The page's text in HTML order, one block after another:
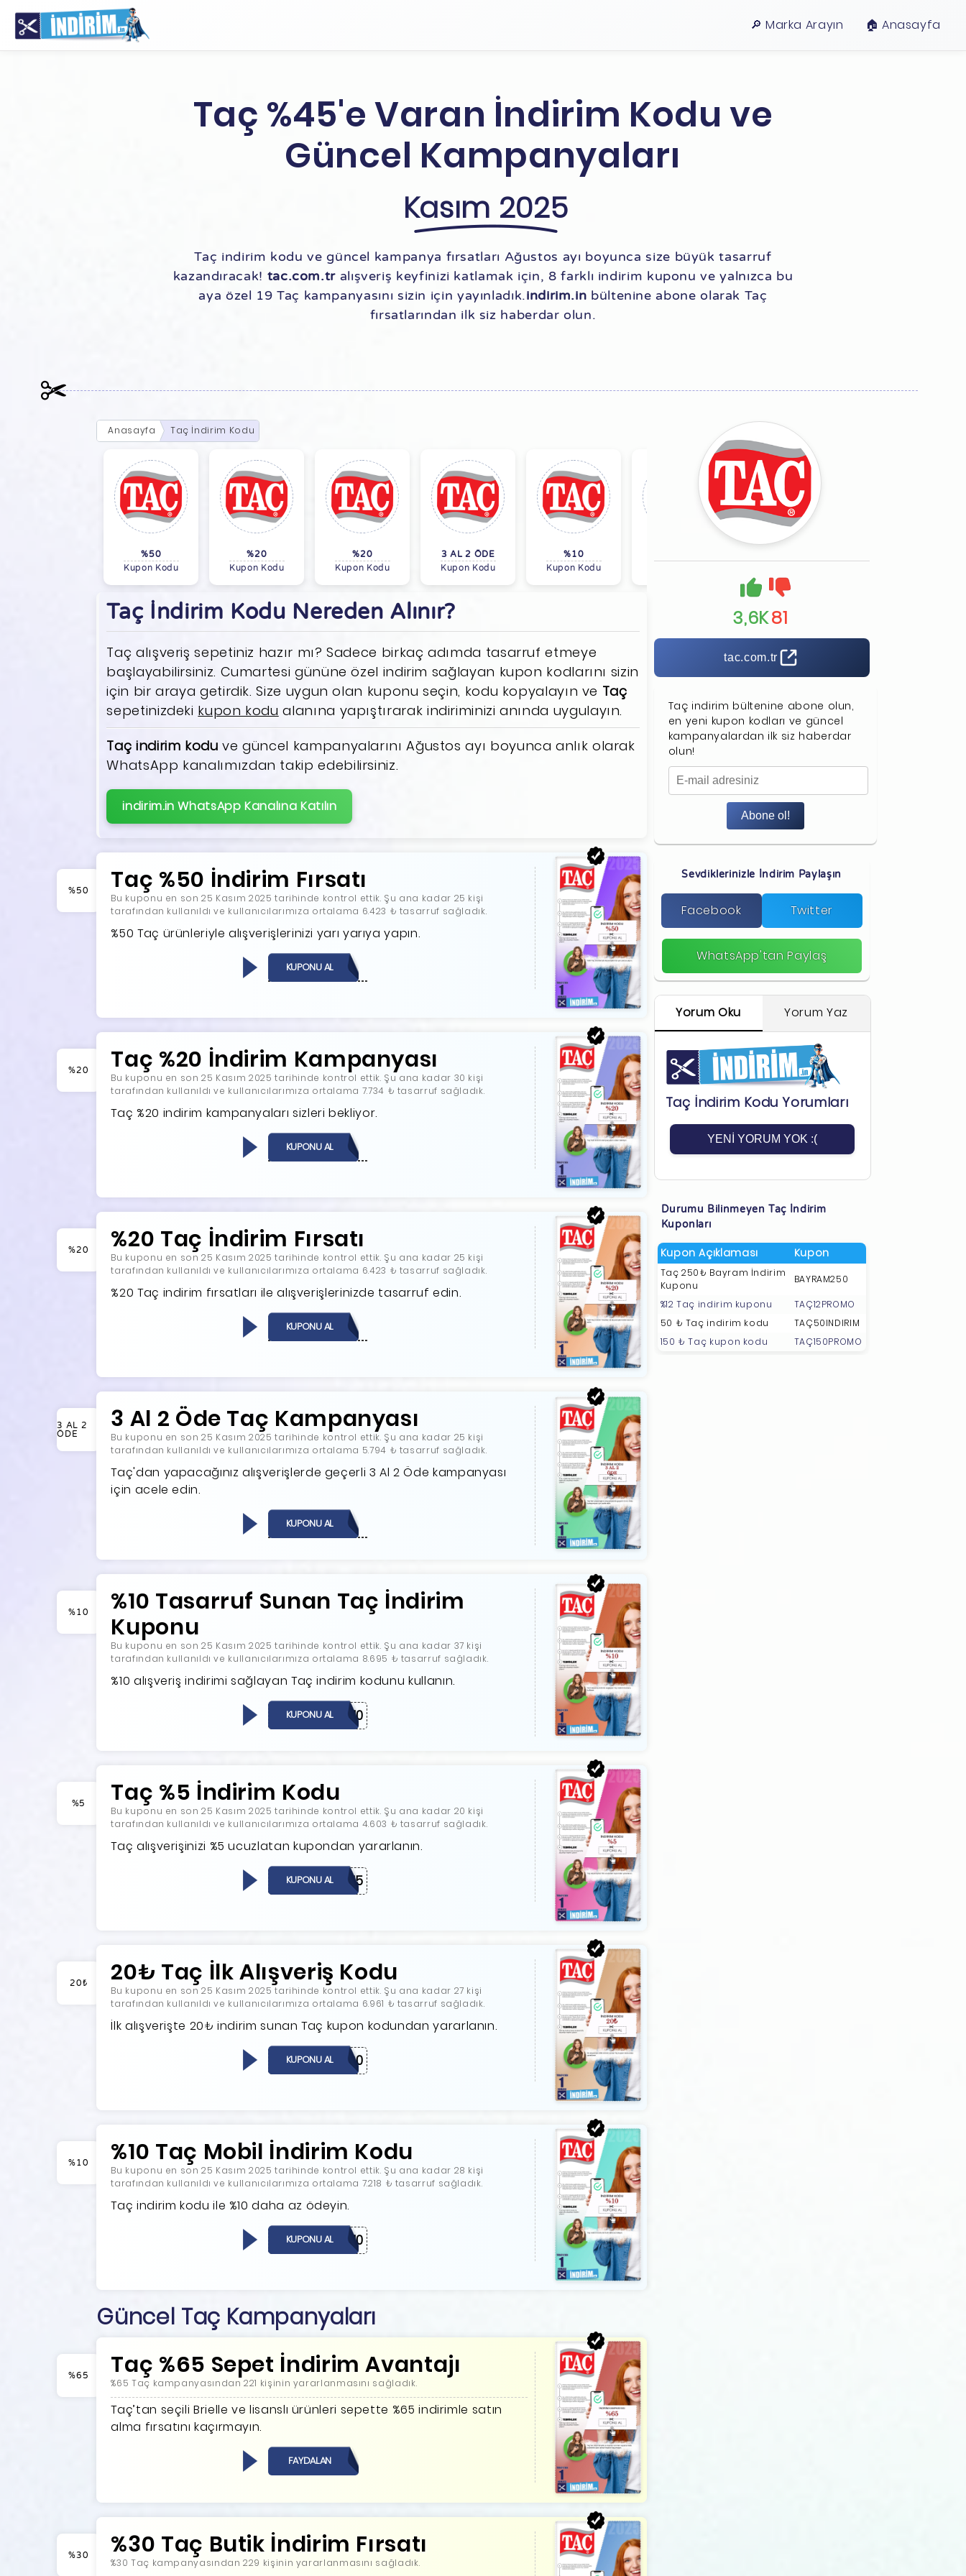
🔎 Marka Arayın 🏠︎ Anasayfa
Taç %45'e Varan İndirim Kodu ve
Güncel Kampanyaları
Kasım 2025
Taç indirim kodu ve güncel kampanya fırsatları Ağustos ayı boyunca size büyük tasarruf
kazandıracak! tac.com.tr alışveriş keyfinizi katlamak için, 8 farklı indirim kuponu ve yalnızca bu
aya özel 19 Taç kampanyasını sizin için yayınladık.indirim.in bültenine abone olarak Taç
fırsatlarından ilk siz haberdar olun.
Anasayfa Taç İndirim Kodu
%50
Kupon Kodu
%20
Kupon Kodu
%20
Kupon Kodu
3 AL 2 ÖDE
Kupon Kodu
%10
Kupon Kodu
Taç İndirim Kodu Nereden Alınır?
Taç alışveriş sepetiniz hazır mı? Sadece birkaç adımda tasarruf etmeye
başlayabilirsiniz. Cumartesi gününe özel indirim sağlayan kupon kodlarını sizin
için bir araya getirdik. Size uygun olan kuponu seçin, kodu kopyalayın ve Taç
sepetinizdeki kupon kodu alanına yapıştırarak indiriminizi anında uygulayın.
Taç indirim kodu ve güncel kampanyalarını Ağustos ayı boyunca anlık olarak
WhatsApp kanalımızdan takip edebilirsiniz.
indirim.in WhatsApp Kanalına Katılın
%50 Taç %50 İndirim Fırsatı
Bu kuponu en son 25 Kasım 2025 tarihinde kontrol ettik. Şu ana kadar 25 kişi
tarafından kullanıldı ve kullanıcılarımıza ortalama 6.423 ₺ tasarruf sağladık.
%50 Taç ürünleriyle alışverişlerinizi yarı yarıya yapın.
KUPONU AL
%20 Taç %20 İndirim Kampanyası
Bu kuponu en son 25 Kasım 2025 tarihinde kontrol ettik. Şu ana kadar 30 kişi
tarafından kullanıldı ve kullanıcılarımıza ortalama 7.734 ₺ tasarruf sağladık.
Taç %20 indirim kampanyaları sizleri bekliyor.
KUPONU AL
%20 %20 Taç İndirim Fırsatı
Bu kuponu en son 25 Kasım 2025 tarihinde kontrol ettik. Şu ana kadar 25 kişi
tarafından kullanıldı ve kullanıcılarımıza ortalama 6.423 ₺ tasarruf sağladık.
%20 Taç indirim fırsatları ile alışverişlerinizde tasarruf edin.
KUPONU AL
3 AL 2
ÖDE
3 Al 2 Öde Taç Kampanyası
Bu kuponu en son 25 Kasım 2025 tarihinde kontrol ettik. Şu ana kadar 25 kişi
tarafından kullanıldı ve kullanıcılarımıza ortalama 5.794 ₺ tasarruf sağladık.
Taç'dan yapacağınız alışverişlerde geçerli 3 Al 2 Öde kampanyası
için acele edin.
KUPONU AL
%10
%10 Tasarruf Sunan Taç İndirim
Kuponu
Bu kuponu en son 25 Kasım 2025 tarihinde kontrol ettik. Şu ana kadar 37 kişi
tarafından kullanıldı ve kullanıcılarımıza ortalama 8.695 ₺ tasarruf sağladık.
%10 alışveriş indirimi sağlayan Taç indirim kodunu kullanın.
MOBIL10
KUPONU AL
%5 Taç %5 İndirim Kodu
Bu kuponu en son 25 Kasım 2025 tarihinde kontrol ettik. Şu ana kadar 20 kişi
tarafından kullanıldı ve kullanıcılarımıza ortalama 4.603 ₺ tasarruf sağladık.
Taç alışverişinizi %5 ucuzlatan kupondan yararlanın.
BULTEN5
KUPONU AL
20₺ 20₺ Taç İlk Alışveriş Kodu
Bu kuponu en son 25 Kasım 2025 tarihinde kontrol ettik. Şu ana kadar 27 kişi
tarafından kullanıldı ve kullanıcılarımıza ortalama 6.961 ₺ tasarruf sağladık.
İlk alışverişte 20₺ indirim sunan Taç kupon kodundan yararlanın.
MRB20
KUPONU AL
%10 %10 Taç Mobil İndirim Kodu
Bu kuponu en son 25 Kasım 2025 tarihinde kontrol ettik. Şu ana kadar 28 kişi
tarafından kullanıldı ve kullanıcılarımıza ortalama 7.218 ₺ tasarruf sağladık.
Taç indirim kodu ile %10 daha az ödeyin.
MOBIL10
KUPONU AL
Güncel Taç Kampanyaları
%65 Taç %65 Sepet İndirim Avantajı
%65 Taç kampanyasından 221 kişinin yararlanmasını sağladık.
Taç’tan seçili Brielle ve lisanslı ürünleri sepette %65 indirimle satın
alma fırsatını kaçırmayın.
FAYDALAN
%30 %30 Taç Butik İndirim Fırsatı
%30 Taç kampanyasından 229 kişinin yararlanmasını sağladık.
3,6K81
tac.com.tr
Taç indirim bültenine abone olun,
en yeni kupon kodları ve güncel
kampanyalardan ilk siz haberdar
olun!
Abone ol!
Sevdiklerinizle İndirim Paylaşın
Facebook Twitter
WhatsApp'tan Paylaş
Yorum Oku Yorum Yaz
Taç İndirim Kodu Yorumları
YENI YORUM YOK :(
Durumu Bilinmeyen Taç İndirim
Kuponları
Kupon Açıklaması Kupon
Taç 250₺ Bayram İndirim
Kuponu
BAYRAM250
%12 Taç indirim kuponu
TAÇ12PROMO
50 ₺ Taç indirim kodu
TAÇ50INDIRIM
150 ₺ Taç kupon kodu
TAÇ150PROMO